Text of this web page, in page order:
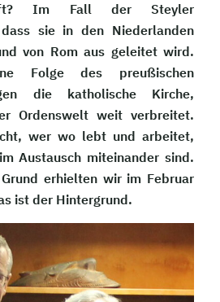
Im Fall der Steyler
sie in den Niederlanden
von Rom aus geleitet wird.
Folge des preußischen
die katholische Kirche,
Ordenswelt weit verbreitet.
wer wo lebt und arbeitet,
Austausch miteinander sind.
erhielten wir im Februar
ist der Hintergrund.